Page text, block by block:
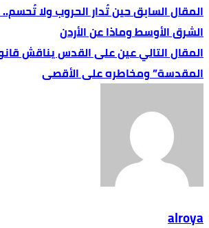
حين تُدار الحروب ولا
الشرق الأوسط وماذا عن الأردن
عين على القدس يناقش
المقدسة” ومخاطره على الأقصى
alroya